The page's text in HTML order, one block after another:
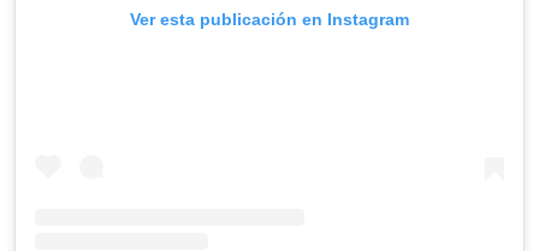
Ver esta publicación en Instagram